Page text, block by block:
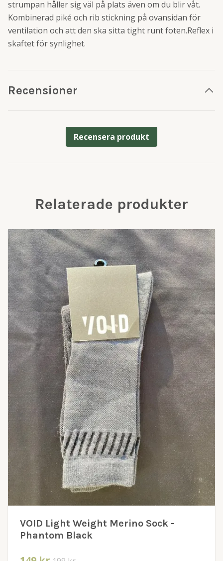
strumpan håller sig väl på plats även om du blir våt.
Kombinerad piké och rib stickning på ovansidan för
ventilation och att den ska sitta tight runt foten.Reflex i
skaftet för synlighet.
Recensioner
Recensera produkt
Relaterade produkter
VOID Light Weight Merino Sock -
Phantom Black